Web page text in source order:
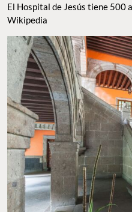
El Hospital de Jesús tiene 500
Wikipedia